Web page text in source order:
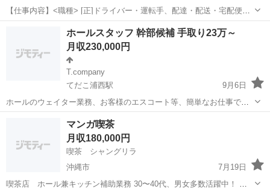
【仕事内容】<職種> [正]ドライバー・運転手、配達・配送・宅配便、
ドライバー補助 <雇用形態> 正社員 <給与> [正]月給26万円～34万円
交通費:一部支給 交通費規定支給(勤務地による) <収入イメージ> 月
265650円...
ホールスタッフ 幹部候補 手取り23万～
月収230,000円
T.company
てだこ浦西駅
9月6日
ホールのウェイター業務、お客様のエスコート等、簡単なお仕事で
す。経験をして、幹部を目指して頂く事も可能です。全てのノウハウ
を1から教えるので不安な方も一度働いてみて下さい。 貴方の頑張り
で稼ぎは、変わります。将来、独立...
てだこ浦西駅
マンガ喫茶
月収180,000円
喫茶 シャングリラ
沖縄市
7月19日
喫茶店 ホール兼キッチン補助業務 30〜40代、男女多数活躍中！ 調